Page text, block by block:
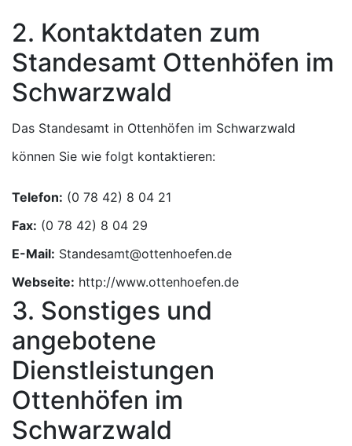
2. Kontaktdaten zum
Standesamt Ottenhöfen im
Schwarzwald
Das Standesamt in Ottenhöfen im Schwarzwald
können Sie wie folgt kontaktieren:
Telefon:
Fax:
E-Mail:
Webseite: http://www.ottenhoefen.de
3. Sonstiges und
angebotene
Dienstleistungen
Ottenhöfen im
Schwarzwald